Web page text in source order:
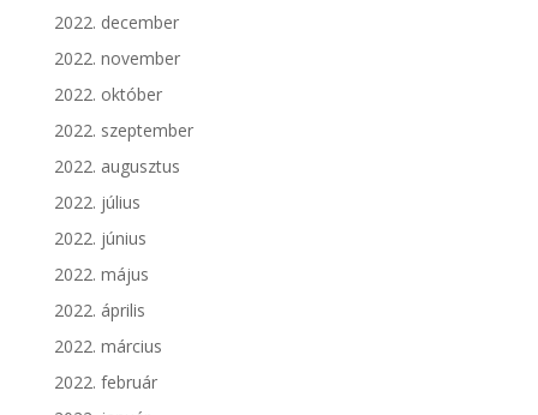
2022. december
2022. november
2022. október
2022. szeptember
2022. augusztus
2022. július
2022. június
2022. május
2022. április
2022. március
2022. február